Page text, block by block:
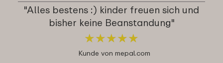
"Alles bestens :) kinder freuen sich und
bisher keine Beanstandung"
★★★★★
★★★★★
Kunde von mepal.com